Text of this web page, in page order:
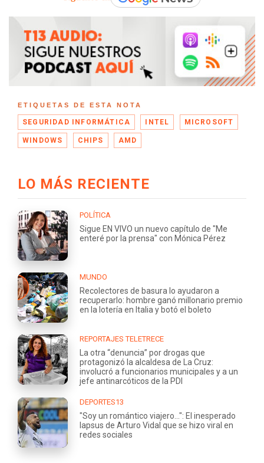
ETIQUETAS DE ESTA NOTA
SEGURIDAD INFORMÁTICA INTEL MICROSOFT
WINDOWS CHIPS AMD
LO MÁS RECIENTE
POLÍTICA
Sigue EN VIVO un nuevo capítulo de "Me
enteré por la prensa" con Mónica Pérez
MUNDO
Recolectores de basura lo ayudaron a
recuperarlo: hombre ganó millonario premio
en la lotería en Italia y botó el boleto
REPORTAJES TELETRECE
La otra “denuncia” por drogas que
protagonizó la alcaldesa de La Cruz:
involucró a funcionarios municipales y a un
jefe antinarcóticos de la PDI
DEPORTES13
"Soy un romántico viajero...": El inesperado
lapsus de Arturo Vidal que se hizo viral en
redes sociales